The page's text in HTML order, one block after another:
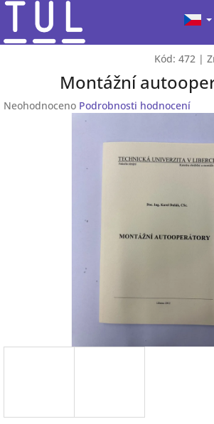
Přejít
obsah
Kód: 472 |
Montážní
Průměrné
Neohodnoceno Podrobnosti hodnocení